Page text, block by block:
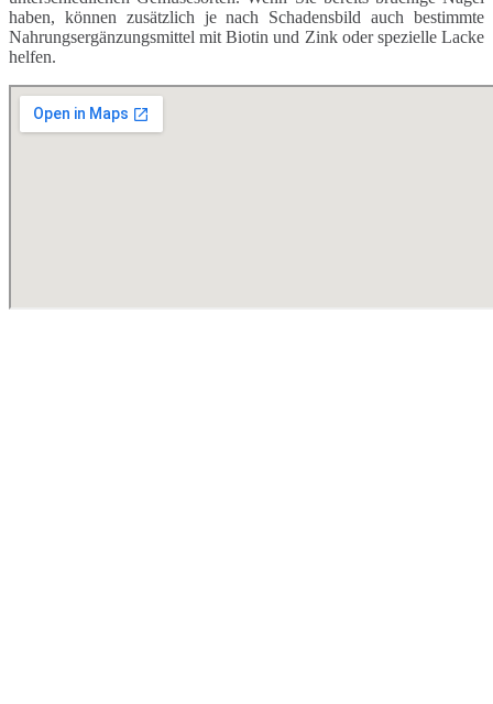
haben, können zusätzlich je nach Schadensbild auch bestimmte
Nahrungsergänzungsmittel mit Biotin und Zink oder spezielle Lacke
helfen.